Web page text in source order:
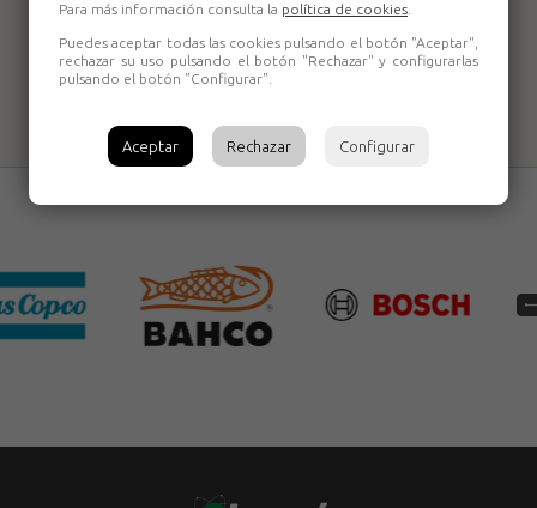
Vaso 1/2 pulgada
12 caras 20mm
Acesa
Vaso 1/2 pulgada
12 caras 15mm
Acesa
Para más información consulta la política de cookies
Puedes aceptar todas las cookies pulsando el botón "Aceptar",
rechazar su uso pulsando el botón "Rechazar" y configurarlas
pulsando el botón "Configurar".
Aceptar Rechazar Configurar